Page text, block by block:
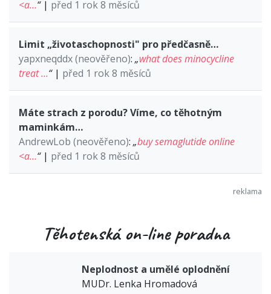
<a…“| před 1 rok 8 měsíců
Limit „životaschopnosti" pro předčasně…
yapxneqddx (neověřeno): „what does minocycline
treat …“| před 1 rok 8 měsíců
Máte strach z porodu? Víme, co těhotným
maminkám…
AndrewLob (neověřeno): „buy semaglutide online
<a…“| před 1 rok 8 měsíců
Těhotenská on-line poradna
Neplodnost a umělé oplodnění
MUDr. Lenka Hromadová